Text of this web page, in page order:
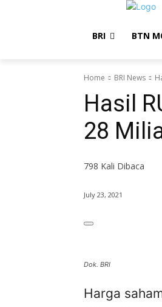
BRI BTN
Home BRI News
Hasil
28
798 Kali Dibaca
July 23, 2021
Dok. BRI
Harga